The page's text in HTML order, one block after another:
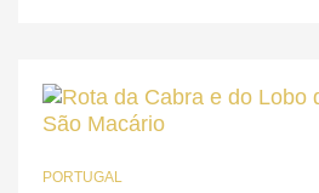
PORTUGAL